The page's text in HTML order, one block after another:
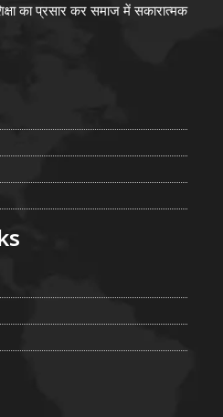
का प्रसार कर समाज में सकारात्मक